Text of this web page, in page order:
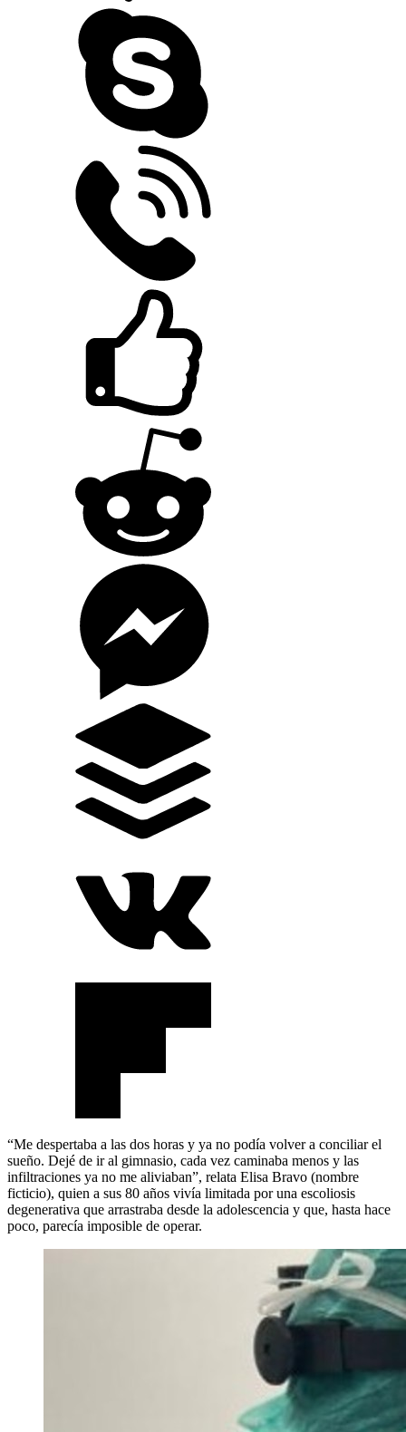
“Me despertaba a las dos horas y ya no podía volver a conciliar el
sueño. Dejé de ir al gimnasio, cada vez caminaba menos y las
infiltraciones ya no me aliviaban”, relata Elisa Bravo (nombre
ficticio), quien a sus 80 años vivía limitada por una escoliosis
degenerativa que arrastraba desde la adolescencia y que, hasta hace
poco, parecía imposible de operar.